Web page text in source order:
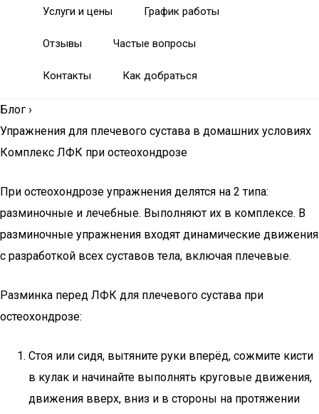
Услуги и цены График работы
Отзывы Частые вопросы
Контакты Как добраться
Блог ›
Упражнения для плечевого сустава в домашних условиях
Комплекс ЛФК при остеохондрозе
При остеохондрозе упражнения делятся на 2 типа:
разминочные и лечебные. Выполняют их в комплексе. В
разминочные упражнения входят динамические движения
с разработкой всех суставов тела, включая плечевые.
Разминка перед ЛФК для плечевого сустава при
остеохондрозе:
Стоя или сидя, вытяните руки вперёд, сожмите кисти
в кулак и начинайте выполнять круговые движения,
движения вверх, вниз и в стороны на протяжении